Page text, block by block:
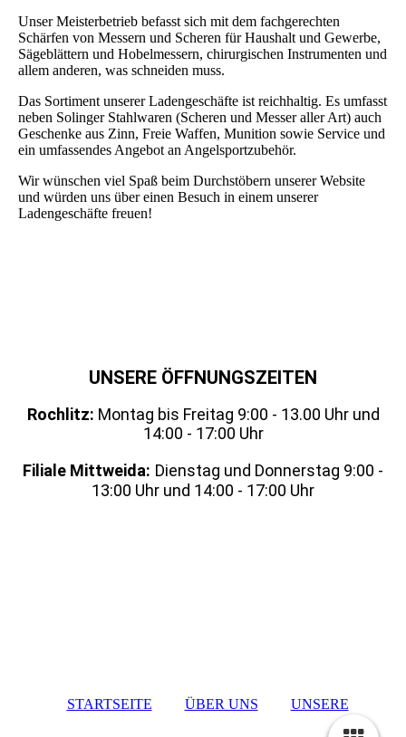
Unser Meisterbetrieb befasst sich mit dem fachgerechten
Schärfen von Messern und Scheren für Haushalt und Gewerbe,
Sägeblättern und Hobelmessern, chirurgischen Instrumenten und
allem anderen, was schneiden muss.
Das Sortiment unserer Ladengeschäfte ist reichhaltig. Es umfasst
neben Solinger Stahlwaren (Scheren und Messer aller Art) auch
Geschenke aus Zinn, Freie Waffen, Munition sowie Service und
ein umfassendes Angebot an Angelsportzubehör.
Wir wünschen viel Spaß beim Durchstöbern unserer Website
und würden uns über einen Besuch in einem unserer
Ladengeschäfte freuen!
UNSERE ÖFFNUNGSZEITEN
Rochlitz: Montag bis Freitag 9:00 - 13.00 Uhr und
14:00 - 17:00 Uhr
Filiale Mittweida: Dienstag und Donnerstag 9:00 -
13:00 Uhr und 14:00 - 17:00 Uhr
STARTSEITE ÜBER UNS UNSERE